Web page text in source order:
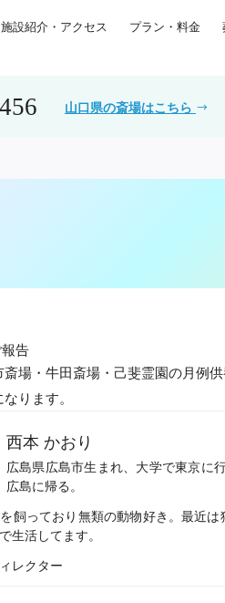
施設紹介・アクセス プラン・料金
山口県の斎場はこちら
告
場・牛田斎場・己斐霊園の月例供
ります。
西本 かおり
広島県広島市生まれ、大学で東京に
広島に帰る。
飼っており無類の動物好き。最近
生活してます。
レクター